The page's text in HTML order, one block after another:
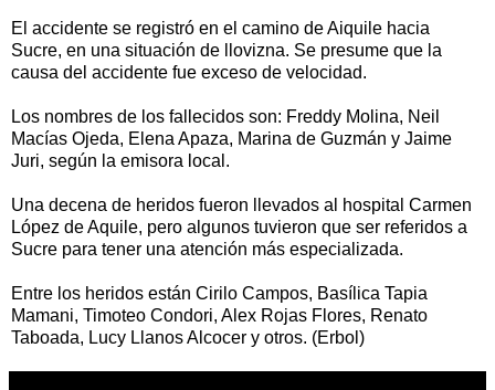
El accidente se registró en el camino de Aiquile hacia
Sucre, en una situación de llovizna. Se presume que la
causa del accidente fue exceso de velocidad.
Los nombres de los fallecidos son: Freddy Molina, Neil
Macías Ojeda, Elena Apaza, Marina de Guzmán y Jaime
Juri, según la emisora local.
Una decena de heridos fueron llevados al hospital Carmen
López de Aquile, pero algunos tuvieron que ser referidos a
Sucre para tener una atención más especializada.
Entre los heridos están Cirilo Campos, Basílica Tapia
Mamani, Timoteo Condori, Alex Rojas Flores, Renato
Taboada, Lucy Llanos Alcocer y otros. (Erbol)